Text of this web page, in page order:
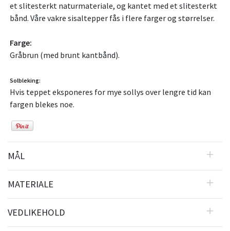
et slitesterkt naturmateriale, og kantet med et slitesterkt
bånd. Våre vakre sisaltepper fås i flere farger og størrelser.
Farge:
Gråbrun (med brunt kantbånd).
Solbleking:
Hvis teppet eksponeres for mye sollys over lengre tid kan
fargen blekes noe.
MÅL
MATERIALE
VEDLIKEHOLD